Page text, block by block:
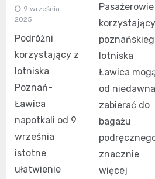
9 września
2025
Podróżni
korzystający z
lotniska
Poznań-
Ławica
napotkali od 9
września
istotne
ułatwienie
Pasażerowie
lotniska
Ławica
od niedawna
zabierać do
bagażu
znacznie
więcej